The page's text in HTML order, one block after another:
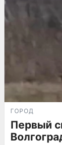
ГОРОД
Первый